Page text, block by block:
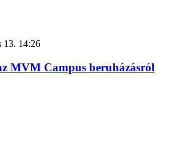
13. 14:26
MVM Campus beruházásról